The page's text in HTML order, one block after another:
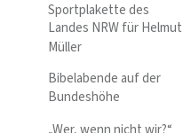
Sportplakette des
Landes NRW für Helmut
Müller
Bibelabende auf der
Bundeshöhe